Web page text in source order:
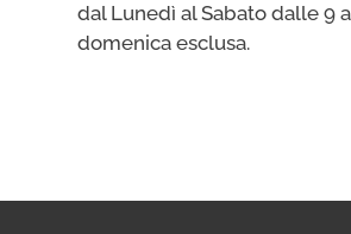
dal Lunedì al Sabato dalle 9
domenica esclusa.